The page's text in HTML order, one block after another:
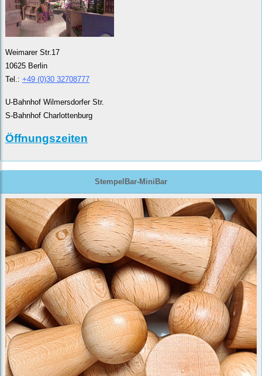
Weimarer Str.17
10625 Berlin
Tel.: +49 (0)30 32708777
U-Bahnhof Wilmersdorfer Str.
S-Bahnhof Charlottenburg
Öffnungszeiten
StempelBar-MiniBar